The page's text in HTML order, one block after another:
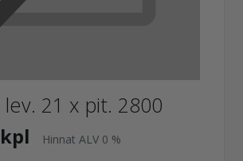
21 x pit. 2800
Hinnat ALV 0 %